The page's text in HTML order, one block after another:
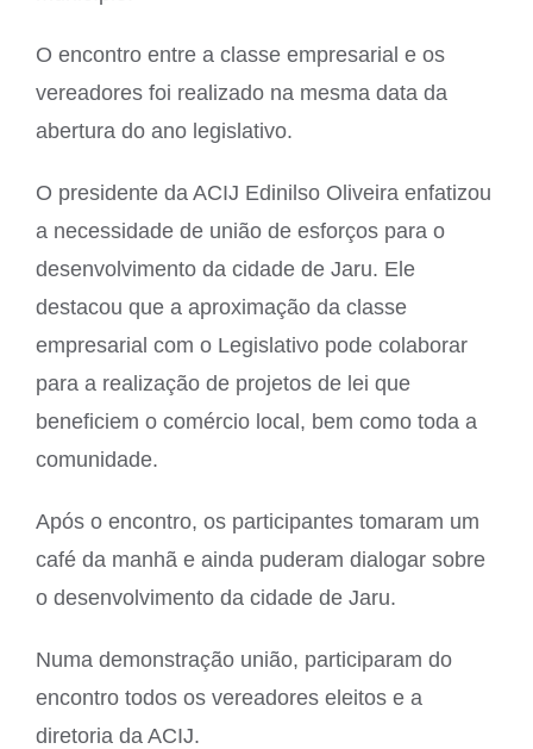
O encontro entre a classe empresarial e os
vereadores foi realizado na mesma data da
abertura do ano legislativo.
O presidente da ACIJ Edinilso Oliveira enfatizou
a necessidade de união de esforços para o
desenvolvimento da cidade de Jaru. Ele
destacou que a aproximação da classe
empresarial com o Legislativo pode colaborar
para a realização de projetos de lei que
beneficiem o comércio local, bem como toda a
comunidade.
Após o encontro, os participantes tomaram um
café da manhã e ainda puderam dialogar sobre
o desenvolvimento da cidade de Jaru.
Numa demonstração união, participaram do
encontro todos os vereadores eleitos e a
diretoria da ACIJ.